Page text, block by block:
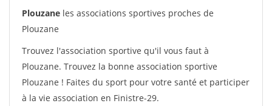
Plouzane les associations sportives proches de
Plouzane
Trouvez l'association sportive qu'il vous faut à
Plouzane. Trouvez la bonne association sportive
Plouzane ! Faites du sport pour votre santé et participer
à la vie association en Finistre-29.